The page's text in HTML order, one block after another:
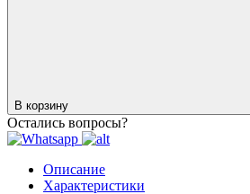
В корзину
Остались вопросы?
Описание
Характеристики